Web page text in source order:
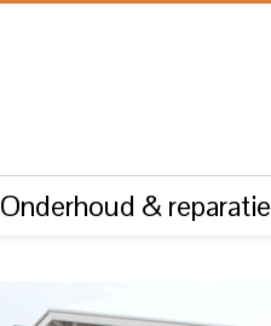
Onderhoud & reparatie